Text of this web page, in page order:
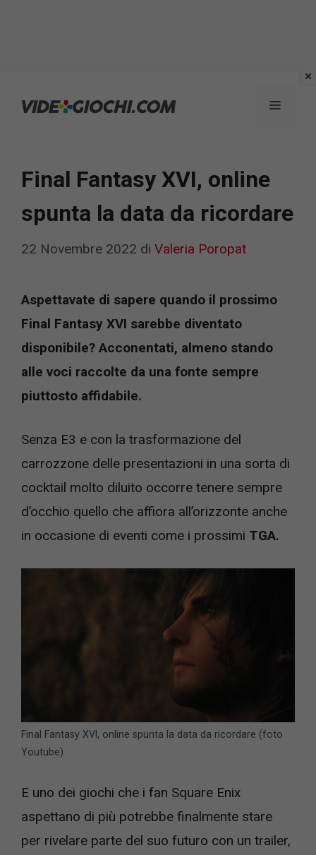
Menu
Final Fantasy XVI, online
spunta la data da ricordare
22 Novembre 2022 di Valeria Poropat
Aspettavate di sapere quando il prossimo
Final Fantasy XVI sarebbe diventato
disponibile? Acconentati, almeno stando
alle voci raccolte da una fonte sempre
piuttosto affidabile.
Senza E3 e con la trasformazione del
carrozzone delle presentazioni in una sorta di
cocktail molto diluito occorre tenere sempre
d’occhio quello che affiora all’orizzonte anche
in occasione di eventi come i prossimi TGA.
Final Fantasy XVI, online spunta la data da ricordare (foto
Youtube)
E uno dei giochi che i fan Square Enix
aspettano di più potrebbe finalmente stare
per rivelare parte del suo futuro con un trailer,